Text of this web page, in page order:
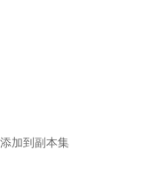
加到副本集